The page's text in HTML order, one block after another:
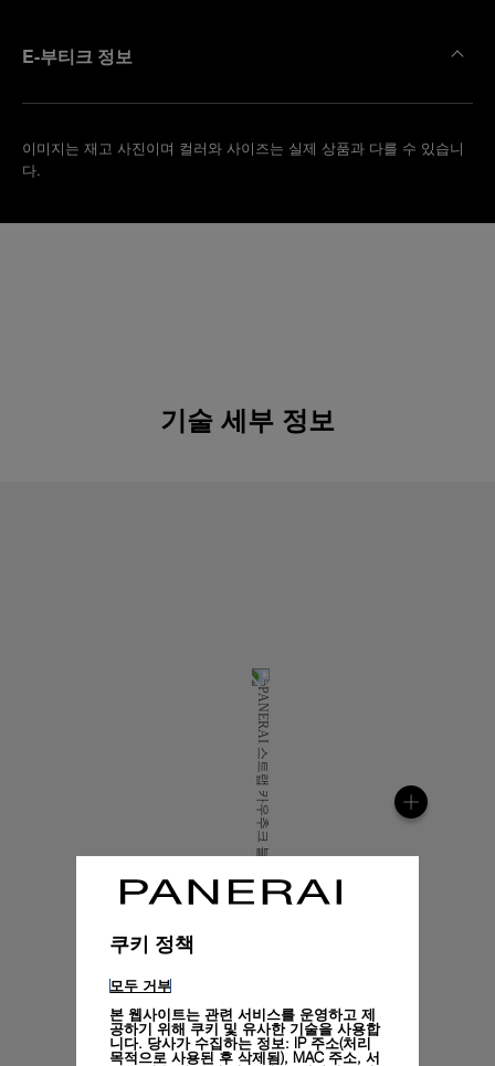
E-부티크 정보
이미지는 재고 사진이며 컬러와 사이즈는 실제 상품과 다를 수 있습니
다.
기술 세부 정보
쿠키 정책
모두 거부
본 웹사이트는 관련 서비스를 운영하고 제
공하기 위해 쿠키 및 유사한 기술을 사용합
니다. 당사가 수집하는 정보: IP 주소(처리
목적으로 사용된 후 삭제됨), MAC 주소, 서